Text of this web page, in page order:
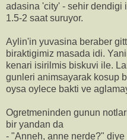
adasina 'city' - sehir dendigi
1.5-2 saat suruyor.
Aylin'in yuvasina beraber
biraktigimiz masada idi.
kenari isirilmis biskuvi ile.
gunleri animsayarak kosup
oysa oylece bakti ve
Ogretmeninden gunun
bir yandan da
- "Anneh, anne nerde?" diye